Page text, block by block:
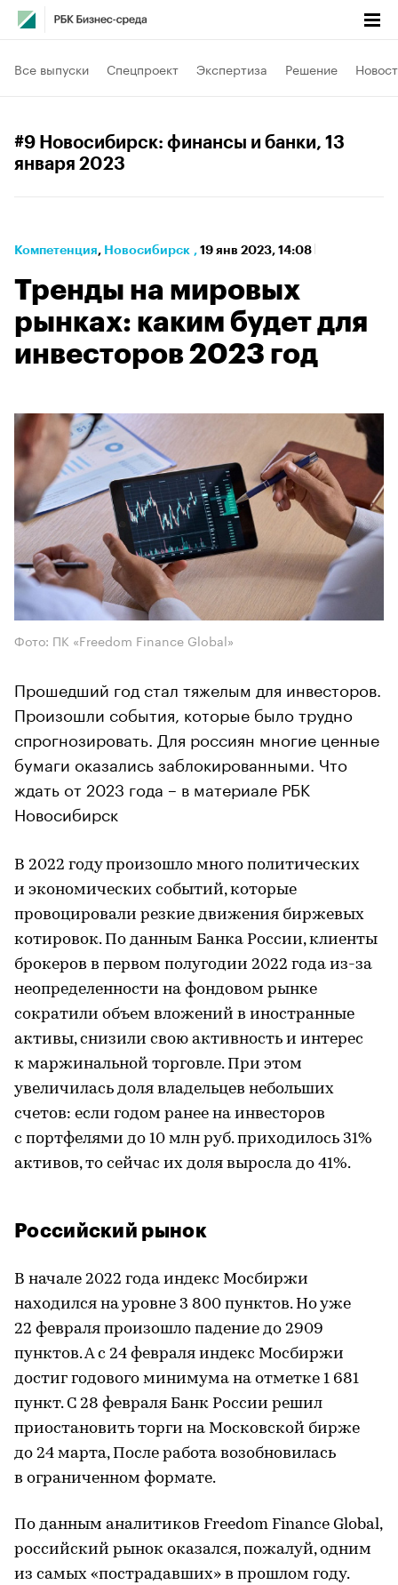
Все выпуски Спецпроект Экспертиза Решение
#9 Новосибирск: финансы и банки, 13
января 2023
Компетенция⁠, Новосибирск , 19 янв 2023, 14:08
Тренды на мировых
рынках: каким будет для
инвесторов 2023 год
Фото: ПК «Freedom Finance Global»
Прошедший год стал тяжелым для инвесторов.
Произошли события, которые было трудно
спрогнозировать. Для россиян многие ценные
бумаги оказались заблокированными. Что
ждать от 2023 года – в материале РБК
Новосибирск
В 2022 году произошло много политических
и экономических событий, которые
провоцировали резкие движения биржевых
котировок. По данным Банка России, клиенты
брокеров в первом полугодии 2022 года из-за
неопределенности на фондовом рынке
сократили объем вложений в иностранные
активы, снизили свою активность и интерес
к маржинальной торговле. При этом
увеличилась доля владельцев небольших
счетов: если годом ранее на инвесторов
с портфелями до 10 млн руб. приходилось 31%
активов, то сейчас их доля выросла до 41%.
Российский рынок
В начале 2022 года индекс Мосбиржи
находился на уровне 3 800 пунктов. Но уже
22 февраля произошло падение до 2909
пунктов. А с 24 февраля индекс Мосбиржи
достиг годового минимума на отметке 1 681
пункт. С 28 февраля Банк России решил
приостановить торги на Московской бирже
до 24 марта, После работа возобновилась
в ограниченном формате.
По данным аналитиков Freedom Finance Global,
российский рынок оказался, пожалуй, одним
из самых «пострадавших» в прошлом году.